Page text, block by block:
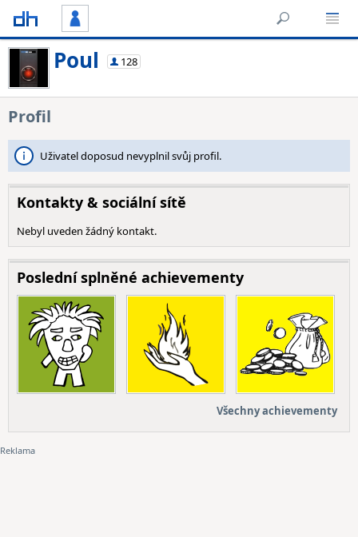
Poul 128
Profil
Uživatel doposud nevyplnil svůj profil.
Kontakty & sociální sítě
Nebyl uveden žádný kontakt.
Poslední splněné achievementy
Všechny achievementy